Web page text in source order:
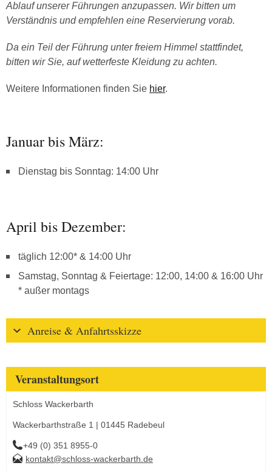
Ablauf unserer Führungen anzupassen. Wir bitten um
Verständnis und empfehlen eine Reservierung vorab.
Da ein Teil der Führung unter freiem Himmel stattfindet,
bitten wir Sie, auf wetterfeste Kleidung zu achten.
Weitere Informationen finden Sie hier.
Januar bis März:
Dienstag bis Sonntag: 14:00 Uhr
April bis Dezember:
täglich 12:00* & 14:00 Uhr
Samstag, Sonntag & Feiertage: 12:00, 14:00 & 16:00 Uhr
* außer montags
Anreise & Anfahrtsskizze
Veranstaltungsort
Schloss Wackerbarth
Wackerbarthstraße 1 | 01445 Radebeul
+49 (0) 351 8955-0
kontakt@schloss-wackerbarth.de